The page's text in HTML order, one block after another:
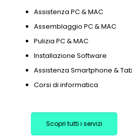
Assistenza PC & MAC
Assemblaggio PC & MAC
Pulizia PC & MAC
Installazione Software
Assistenza Smartphone &
Corsi di informatica
Scopri tutti i servizi